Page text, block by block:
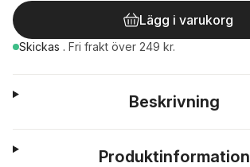
Lägg i varukorg
Skickas . Fri frakt över 249 kr.
Beskrivning
Produktinformation